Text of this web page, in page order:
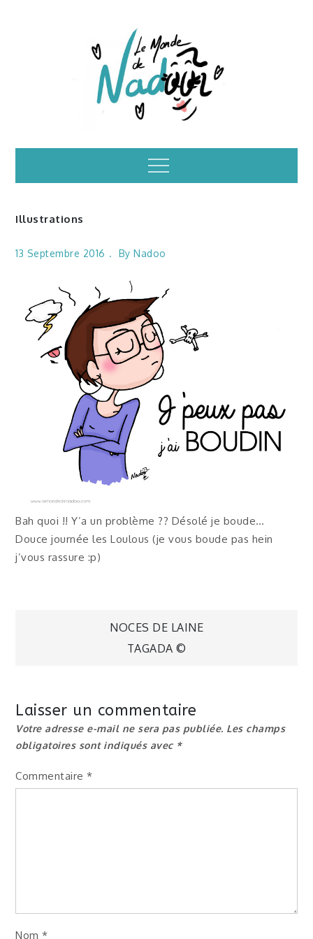
Illustrations – le
monde de Nadoo
Menu
Illustrations
13 Septembre 2016 ByNadoo
Bah quoi !! Y’a un problème ?? Désolé je boude…
Douce journée les Loulous (je vous boude pas hein
j’vous rassure :p)
Navigation
l’article
NOCES DE LAINE
TAGADA ©
Laisser un commentaire
Votre adresse e-mail ne sera pas publiée. Les champs
obligatoires sont indiqués avec *
Commentaire*
Nom*